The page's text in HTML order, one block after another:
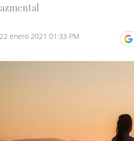
enero 2021 01:33 PM